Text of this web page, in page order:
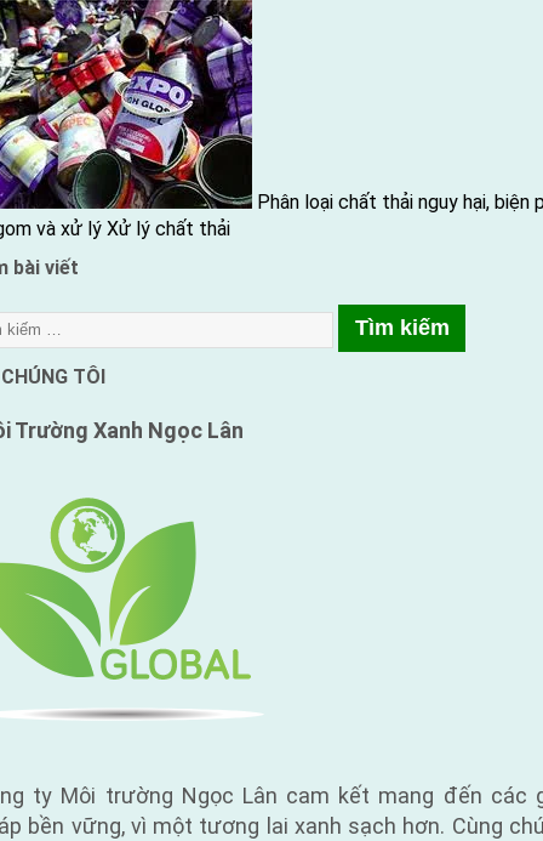
Phân loại chất thải nguy hại, biện
và xử lý Xử lý chất thải
bài viết
TÔI
Trường Xanh Ngọc Lân
ty Môi trường Ngọc Lân cam kết mang đến các
bền vững, vì một tương lai xanh sạch hơn. Cùng